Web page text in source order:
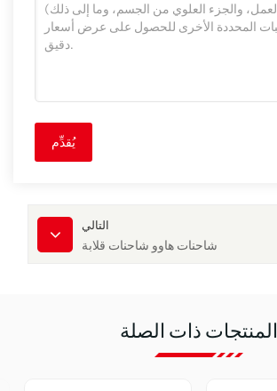
يُقدِّم
التالي
شاحنات هاوو شاحنات قلابة
المنتجات ذات الصلة